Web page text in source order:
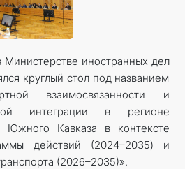
И ПАМЯТНЫЕ ДНИ
Министерстве иностранных дел
круглый стол под названием
взаимосвязанности и
интеграции в регионе
Южного Кавказа в контексте
действий (2024–2035) и
(2026–2035)».